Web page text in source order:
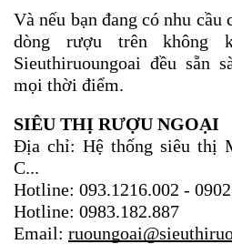
Và nếu bạn đang có nhu cầu
dòng rượu trên
Sieuthiruoungoai đều sẵn
mọi thời điểm.
SIÊU THỊ RƯỢU NGOẠI
Địa chỉ: Hệ thống siêu thị
C...
Hotline: 093.1216.002 -
Hotline: 0983.182.887
Email: